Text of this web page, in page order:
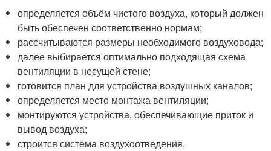
определяется объём чистого воздуха, который должен
быть обеспечен соответственно нормам;
рассчитываются размеры необходимого воздуховода;
далее выбирается оптимально подходящая схема
вентиляции в несущей стене;
готовится план для устройства воздушных каналов;
определяется место монтажа вентиляции;
монтируются устройства, обеспечивающие приток и
вывод воздуха;
строится система воздухоотведения.